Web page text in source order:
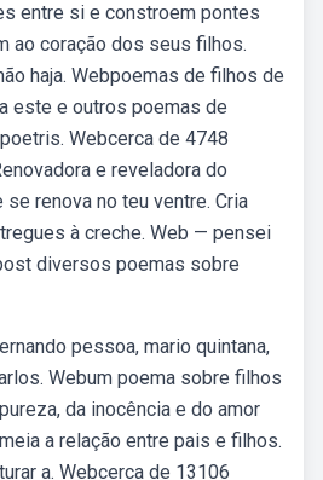
entre si e constroem pontes
ao coração dos seus filhos.
haja. Webpoemas de filhos de
este e outros poemas de
Webcerca de 4748
e reveladora do
se renova no teu ventre. Cria
à creche. Web — pensei
diversos poemas sobre
pessoa, mario quintana,
Webum poema sobre filhos
da inocência e do amor
a relação entre pais e filhos.
a. Webcerca de 13106